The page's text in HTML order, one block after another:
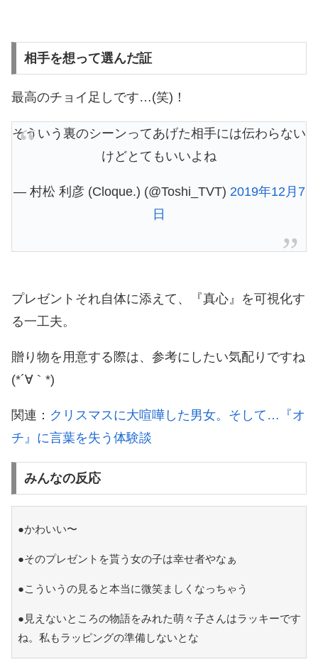
相手を想って選んだ証
最高のチョイ足しです…(笑)！
そういう裏のシーンってあげた相手には伝わらない
けどとてもいいよね
— 村松 利彦 (Cloque.) (@Toshi_TVT) 2019年12月7
日
プレゼントそれ自体に添えて、『真心』を可視化す
る一工夫。
贈り物を用意する際は、参考にしたい気配りですね
(*´∀｀*)
関連： クリスマスに大喧嘩した男女。そして…『オ
チ』に言葉を失う体験談
みんなの反応
●かわいい〜
●そのプレゼントを貰う女の子は幸せ者やなぁ
●こういうの見ると本当に微笑ましくなっちゃう
●見えないところの物語をみれた萌々子さんはラッキーです
ね。私もラッピングの準備しないとな